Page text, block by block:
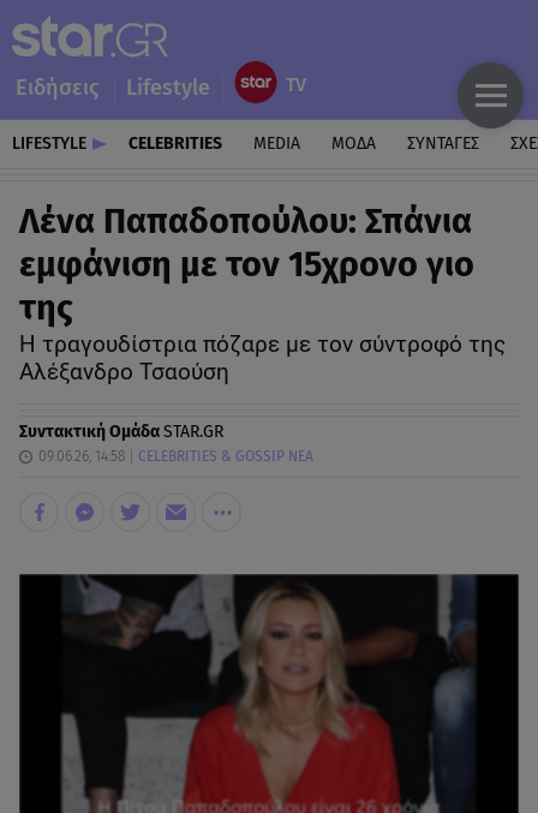
Ειδήσεις Lifestyle
LIFESTYLE CELEBRITIES MEDIA ΜΟΔΑ ΣΥΝΤΑΓΕΣ
Λένα Παπαδοπούλου: Σπάνια
εμφάνιση με τον 15χρονο γιο
της
H τραγουδίστρια πόζαρε με τον σύντροφό της
Αλέξανδρο Τσαούση
Συντακτική ΟμάδαSTAR.GR
09.06.26, 14:58 CELEBRITIES & GOSSIP ΝΕΑ